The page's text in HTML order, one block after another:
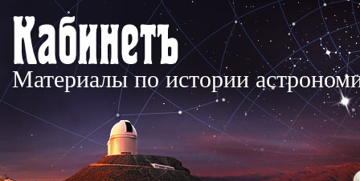
Материалы по истории